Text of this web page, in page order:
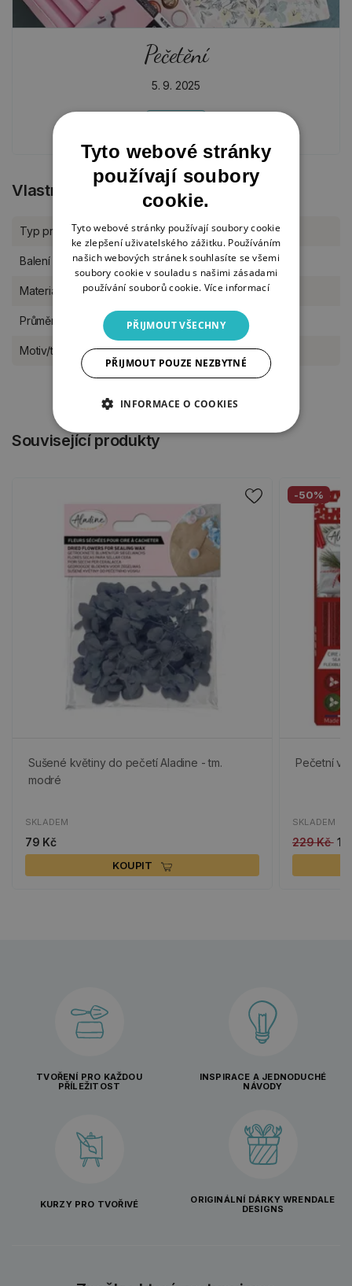
Pečetění
5. 9. 2025
Vlastnosti produktu
Typ produktu Papírové tvoření
Balení kus
Materiál mosaz
Průměr 2 cm
Motiv/téma příležitosti
Související produkty
Sušené květiny do pečetí Aladine - tm.
modré
SKLADEM
79 Kč
KOUPIT
-50%
Pečetní
SKLADEM
229 Kč
TVOŘENÍ PRO KAŽDOU
PŘÍLEŽITOST
INSPIRACE A JEDNODUCHÉ
NÁVODY
KURZY PRO TVOŘIVÉ
ORIGINÁLNÍ DÁRKY WRENDALE
DESIGNS
Tyto webové stránky
používají soubory
cookie.
Tyto webové stránky používají soubory cookie
ke zlepšení uživatelského zážitku. Používáním
našich webových stránek souhlasíte se všemi
soubory cookie v souladu s našimi zásadami
používání souborů cookie. Více informací
PŘIJMOUT VŠECHNY
PŘIJMOUT POUZE NEZBYTNÉ
INFORMACE O COOKIES